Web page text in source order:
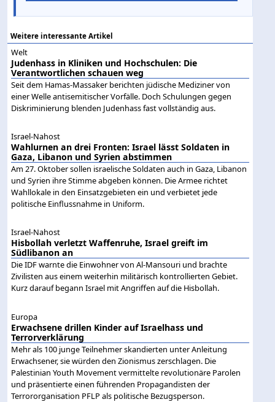
Weitere interessante Artikel
Welt
Judenhass in Kliniken und Hochschulen: Die
Verantwortlichen schauen weg
Seit dem Hamas-Massaker berichten jüdische Mediziner von
einer Welle antisemitischer Vorfälle. Doch Schulungen gegen
Diskriminierung blenden Judenhass fast vollständig aus.
Israel-Nahost
Wahlurnen an drei Fronten: Israel lässt Soldaten in
Gaza, Libanon und Syrien abstimmen
Am 27. Oktober sollen israelische Soldaten auch in Gaza, Libanon
und Syrien ihre Stimme abgeben können. Die Armee richtet
Wahllokale in den Einsatzgebieten ein und verbietet jede
politische Einflussnahme in Uniform.
Israel-Nahost
Hisbollah verletzt Waffenruhe, Israel greift im
Südlibanon an
Die IDF warnte die Einwohner von Al-Mansouri und brachte
Zivilisten aus einem weiterhin militärisch kontrollierten Gebiet.
Kurz darauf begann Israel mit Angriffen auf die Hisbollah.
Europa
Erwachsene drillen Kinder auf Israelhass und
Terrorverklärung
Mehr als 100 junge Teilnehmer skandierten unter Anleitung
Erwachsener, sie würden den Zionismus zerschlagen. Die
Palestinian Youth Movement vermittelte revolutionäre Parolen
und präsentierte einen führenden Propagandisten der
Terrororganisation PFLP als politische Bezugsperson.